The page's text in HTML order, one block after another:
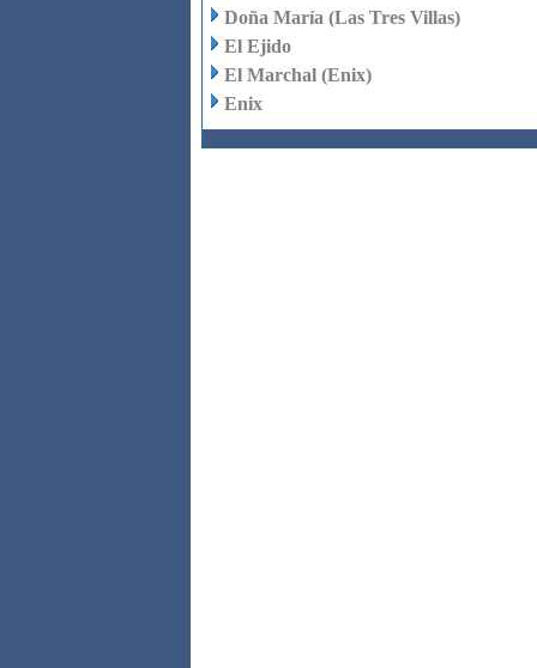
Doña María (Las Tres Villas)
El Ejido
El Marchal (Enix)
Enix